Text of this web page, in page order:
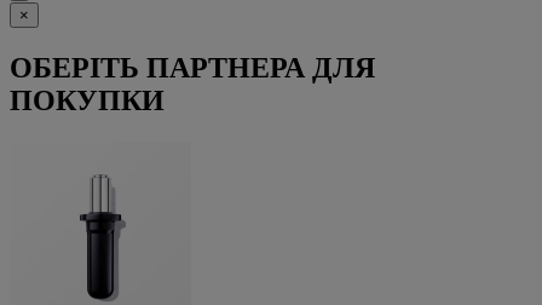
×
ОБЕРІТЬ ПАРТНЕРА ДЛЯ
ПОКУПКИ